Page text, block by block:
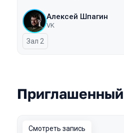
Алексей Шпагин
VK
Зал 2
Приглашенный
Смотреть запись